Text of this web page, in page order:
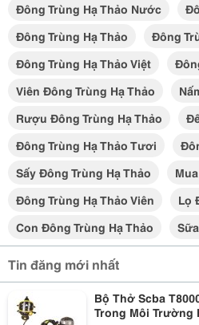
Đông Trùng Hạ Thảo Nước
Đông Trùng Hạ Thảo
Đông
Đông Trùng Hạ Thảo Việt
Viên Đông Trùng Hạ Thảo
Rượu Đông Trùng Hạ Thảo
Đông Trùng Hạ Thảo Tươi
Sấy Đông Trùng Hạ Thảo
Đông Trùng Hạ Thảo Viên
Lọ
Con Đông Trùng Hạ Thảo
Tin đăng mới nhất
Bộ Thở Scba
Trong Môi Trường